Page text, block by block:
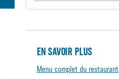
EN SAVOIR PLUS
Menu complet du restaurant